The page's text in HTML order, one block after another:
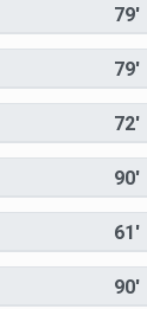
79'
79'
72'
90'
61'
90'